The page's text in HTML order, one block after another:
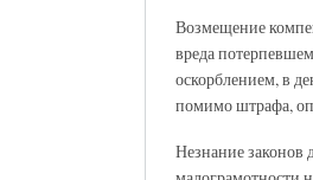
Возмещение
вреда
оскорблением, в
помимо штрафа,
Незнание законов